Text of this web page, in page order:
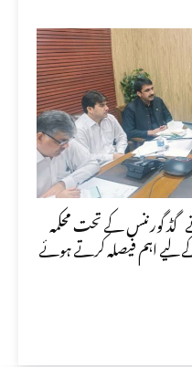
گڈ گورننس کے تحت محکمہ
لیے اہم فیصلہ کرتے ہوئے